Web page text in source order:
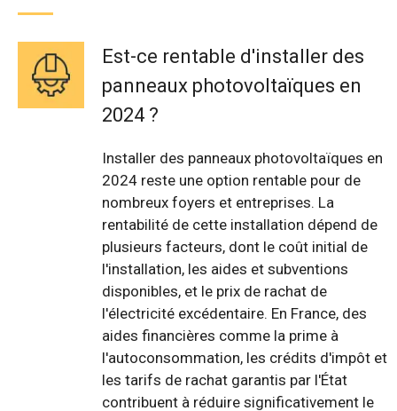
Est-ce rentable d'installer des
panneaux photovoltaïques en
2024 ?
Installer des panneaux photovoltaïques en
2024 reste une option rentable pour de
nombreux foyers et entreprises. La
rentabilité de cette installation dépend de
plusieurs facteurs, dont le coût initial de
l'installation, les aides et subventions
disponibles, et le prix de rachat de
l'électricité excédentaire. En France, des
aides financières comme la prime à
l'autoconsommation, les crédits d'impôt et
les tarifs de rachat garantis par l'État
contribuent à réduire significativement le